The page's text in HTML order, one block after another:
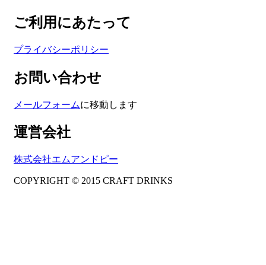
ご利用にあたって
プライバシーポリシー
お問い合わせ
メールフォームに移動します
運営会社
株式会社エムアンドピー
COPYRIGHT © 2015 CRAFT DRINKS